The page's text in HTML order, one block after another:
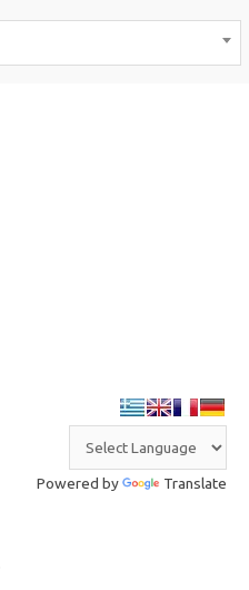
στ
Powered by Translate